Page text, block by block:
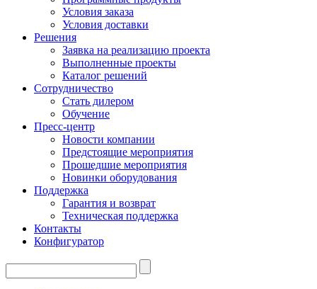
Условия заказа
Условия доставки
Решения
Заявка на реализацию проекта
Выполненные проекты
Каталог решений
Сотрудничество
Стать дилером
Обучение
Пресс-центр
Новости компании
Предстоящие мероприятия
Прошедшие мероприятия
Новинки оборудования
Поддержка
Гарантия и возврат
Техническая поддержка
Контакты
Конфигуратор